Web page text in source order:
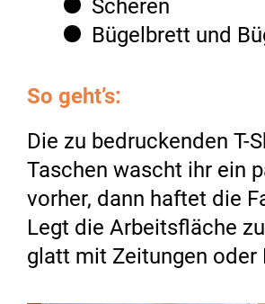
Scheren
Bügelbrett und
So geht’s:
Die zu bedruckenden T-
Taschen wascht ihr ein
vorher, dann haftet die
Legt die Arbeitsfläche
glatt mit Zeitungen oder